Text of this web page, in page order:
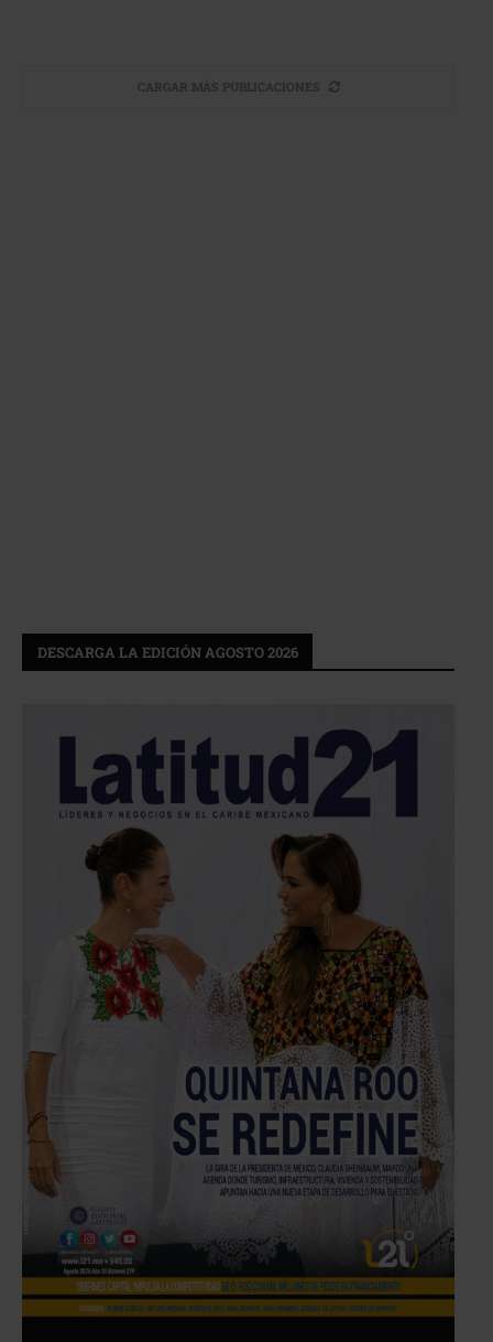
CARGAR MÁS PUBLICACIONES
DESCARGA LA EDICIÓN AGOSTO 2026